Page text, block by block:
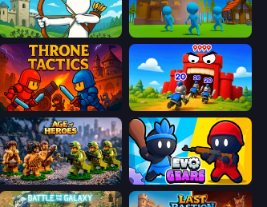
Last Archer
Throne Tactics TimeWarriors
Age of Heroes Evo Gears